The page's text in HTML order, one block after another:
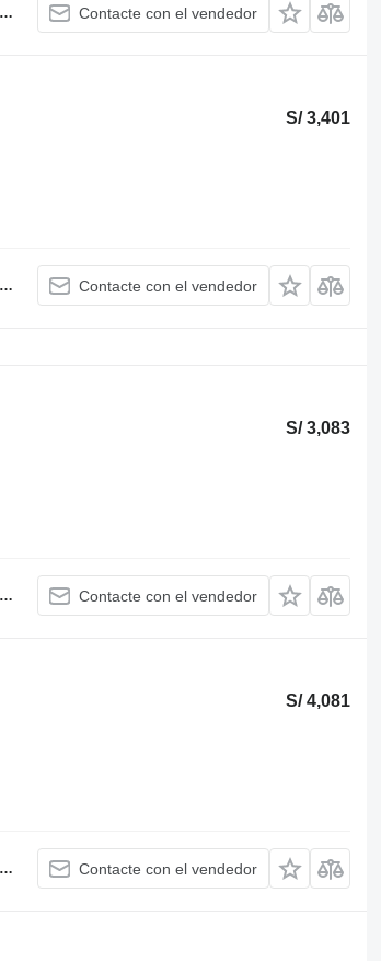
Contacte con el vendedor
S/ 3,401
Contacte con el vendedor
S/ 3,083
Contacte con el vendedor
S/ 4,081
Contacte con el vendedor